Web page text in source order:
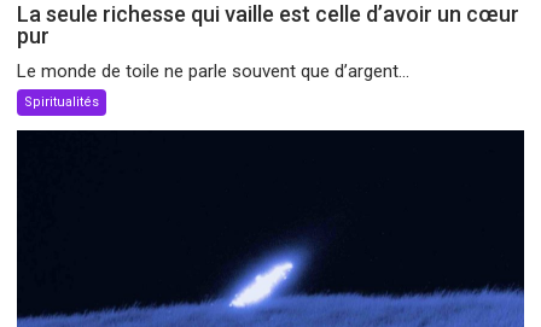
La seule richesse qui vaille est celle d’avoir un cœur
pur
Le monde de toile ne parle souvent que d’argent...
Spiritualités